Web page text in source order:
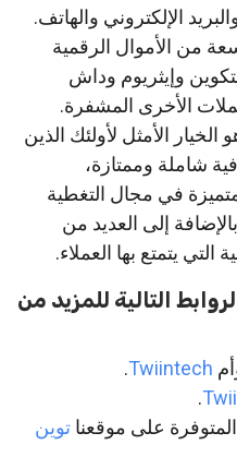
الإلكتروني والهاتف.
من الأموال الرقمية
وإيثريوم وداش
الأخرى المشفرة.
الأمثل لأولئك الذين
شاملة وممتازة،
في مجال التغطية
إلى العديد من
يتمتع بها العملاء.
التالية للمزيد من
Twiintech
.
.
على موقعنا توين